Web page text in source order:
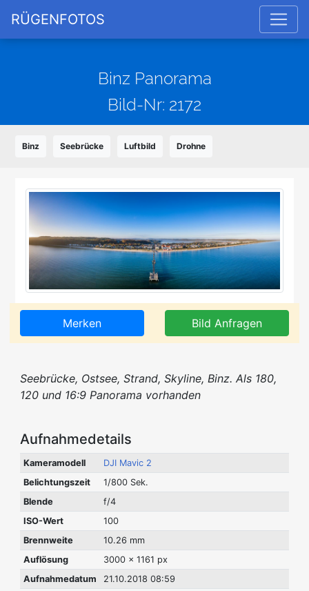
RÜGENFOTOS
Binz Panorama
Bild-Nr: 2172
Binz Seebrücke Luftbild Drohne
Merken Bild Anfragen
Seebrücke, Ostsee, Strand, Skyline, Binz. Als 180,
120 und 16:9 Panorama vorhanden
Aufnahmedetails
Kameramodell
DJI Mavic 2
Belichtungszeit
1/800 Sek.
Blende
f/4
ISO-Wert
100
Brennweite
10.26 mm
Auflösung
3000 x 1161 px
Aufnahmedatum
21.10.2018 08:59